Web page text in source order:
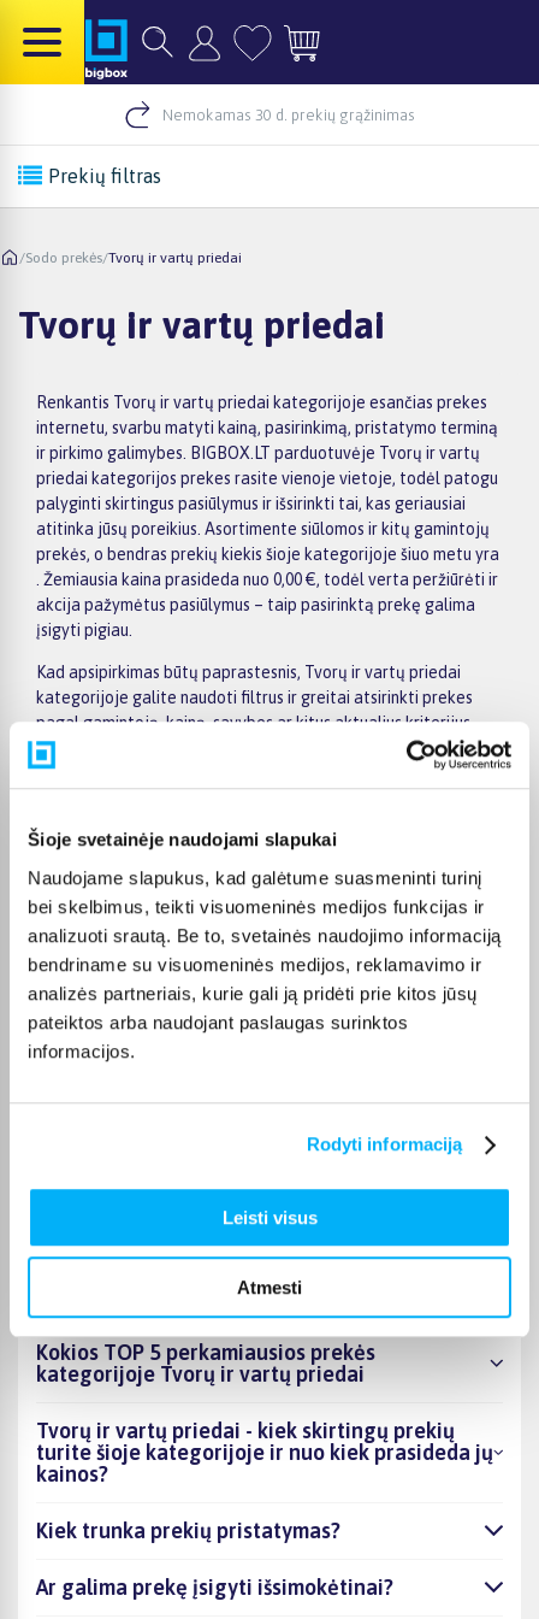
Šioje svetainėje naudojami slapukai
Naudojame slapukus, kad galėtume suasmeninti turinį
bei skelbimus, teikti visuomeninės medijos funkcijas ir
analizuoti srautą. Be to, svetainės naudojimo informaciją
bendriname su visuomeninės medijos, reklamavimo ir
analizės partneriais, kurie gali ją pridėti prie kitos jūsų
pateiktos arba naudojant paslaugas surinktos
informacijos.
Rodyti informaciją
Leisti visus
Atmesti
Nemokamas 30 d. prekių grąžinimas
Prekių filtras
/Sodo prekės/Tvorų ir vartų priedai
Tvorų ir vartų priedai
Renkantis Tvorų ir vartų priedai kategorijoje esančias prekes
internetu, svarbu matyti kainą, pasirinkimą, pristatymo terminą
ir pirkimo galimybes. BIGBOX.LT parduotuvėje Tvorų ir vartų
priedai kategorijos prekes rasite vienoje vietoje, todėl patogu
palyginti skirtingus pasiūlymus ir išsirinkti tai, kas geriausiai
atitinka jūsų poreikius. Asortimente siūlomos ir kitų gamintojų
prekės, o bendras prekių kiekis šioje kategorijoje šiuo metu yra
. Žemiausia kaina prasideda nuo 0,00 €, todėl verta peržiūrėti ir
akcija pažymėtus pasiūlymus – taip pasirinktą prekę galima
įsigyti pigiau.
Kad apsipirkimas būtų paprastesnis, Tvorų ir vartų priedai
kategorijoje galite naudoti filtrus ir greitai atsirinkti prekes
pagal gamintoją, kainą, savybes ar kitus aktualius kriterijus.
Prekių sąraše lengva peržiūrėti pagrindinius pasiūlymus, o
prekės puslapyje pateikiama detalesnė informacija apie
sąlygas. Taip galite ramiai palyginti kelis variantus, įvertinti jų
privalumus ir patogiai užsisakyti pasirinktą prekę internetu.
BIGBOX.LT suteikia galimybę prekes nuo 150 Eur įsigyti su
nemokamu 24 mėnesių lizingu, todėl pirkti išsimokėtinai galima
patogiai planuojant išlaidas. Užsakymus pristatome visoje
Lietuvoje: pristatymas į paštomatus kainuoja nuo 2,29 €, o
perkant nuo 499 € į paštomatą pristatoma nemokamai.
Kurjerio pristatymo kaina prasideda nuo 2,99 €. Jei prekė yra
sandėlyje, ją įprastai pristatome per 1–2 darbo dienas, o tikslų
terminą visada rasite konkrečios prekės puslapyje.
galite rinktis jums patogiausią gavimo būdą: pristatymą į
paštomatą, kurjeriu arba atsiėmimą BIGBOX.LT biure Kaune.
Kokios TOP 5 perkamiausios prekės
kategorijoje Tvorų ir vartų priedai
Tvorų ir vartų priedai - kiek skirtingų prekių
turite šioje kategorijoje ir nuo kiek prasideda jų
kainos?
Kiek trunka prekių pristatymas?
Ar galima prekę įsigyti išsimokėtinai?